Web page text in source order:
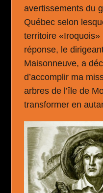
avertissements du
Québec selon
territoire «Iroquois»
réponse, le
Maisonneuve, a
d’accomplir ma
arbres de l’île de
transformer en